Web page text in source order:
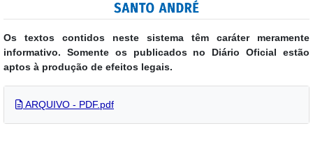
Os textos contidos neste sistema têm caráter meramente
informativo. Somente os publicados no Diário Oficial estão
aptos à produção de efeitos legais.
ARQUIVO - PDF.pdf